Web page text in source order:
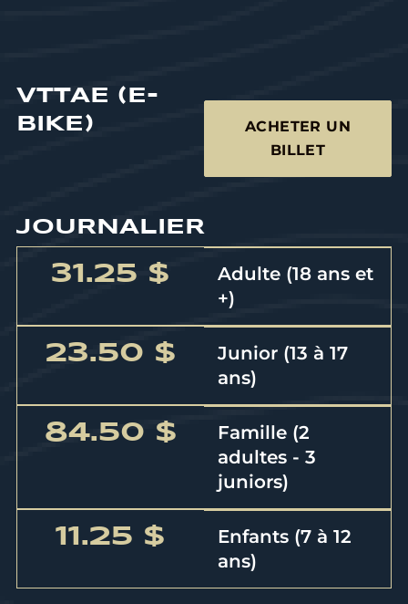
VTTAE (E-
BIKE)
ACHETER UN
BILLET
JOURNALIER
31.25 $
Adulte (18 ans et
+)
23.50 $
Junior (13 à 17
ans)
84.50 $
Famille (2
adultes - 3
juniors)
11.25 $
Enfants (7 à 12
ans)